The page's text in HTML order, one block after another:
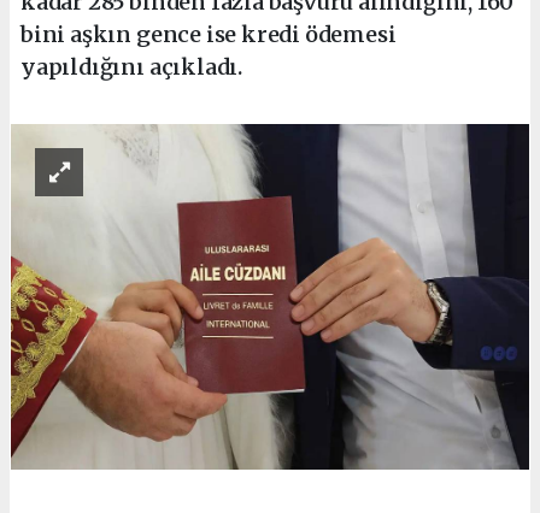
bini aşkın gence ise kredi ödemesi
yapıldığını açıkladı.